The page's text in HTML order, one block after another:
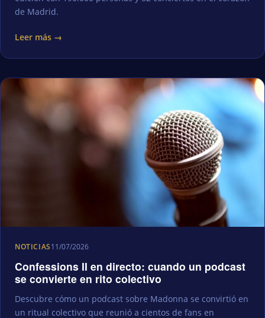
de Madrid.
Leer más →
NOTICIAS11/07/2026
Confessions II en directo: cuando un podcast
se convierte en rito colectivo
Descubre cómo un podcast sobre Madonna se convirtió en
un ritual colectivo que reunió a cientos de fans en